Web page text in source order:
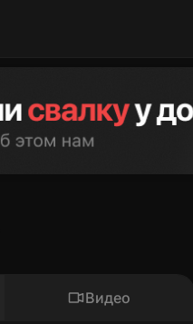
Видео